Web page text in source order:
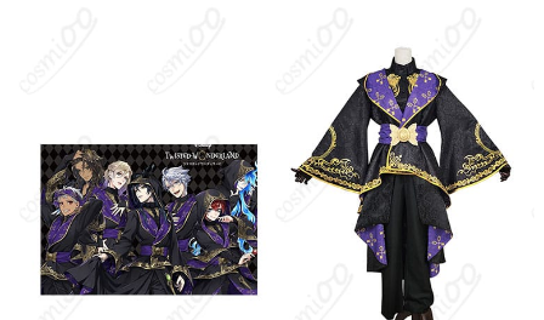
制服面料、コットン、ポリエステル（生産
ロットにより素材が変更される場合があり
セット内容
上着、シャツ、ズボン、腰布、コルセット
ベルト（生産ロットにより内容が変更され
る場合があります）
サイズ
S、M、L、XL
加工に7～15営業日、配送に5～7営業日（※
土日祝除く）、合計で12～22営業日程度で